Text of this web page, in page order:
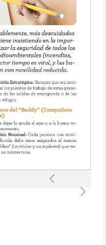
Anterior